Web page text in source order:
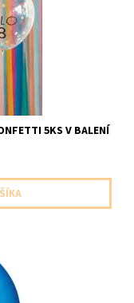
5KS V BALENÍ
1ks v baleni